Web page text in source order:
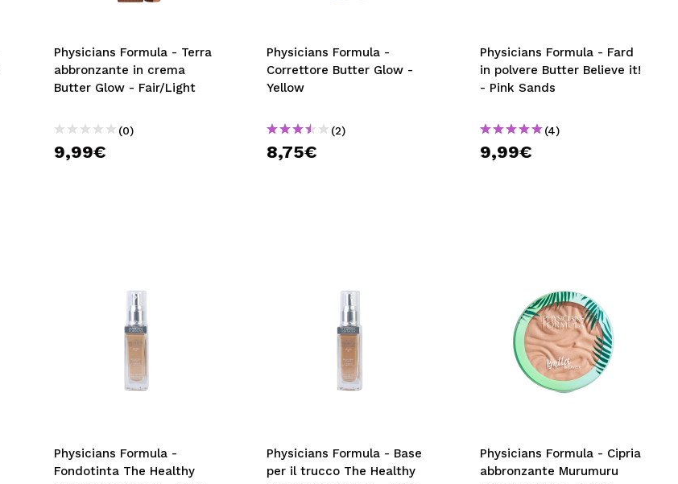
Physicians Formula - Terra
abbronzante in crema
Butter Glow - Fair/Light
(0)
9,99€
Physicians Formula -
Correttore Butter Glow -
Yellow
(2)
8,75€
Physicians Formula - Fard
in polvere Butter Believe it!
- Pink Sands
(4)
9,99€
Physicians Formula -
Fondotinta The Healthy
Physicians Formula - Base
per il trucco The Healthy
Physicians Formula - Cipria
abbronzante Murumuru